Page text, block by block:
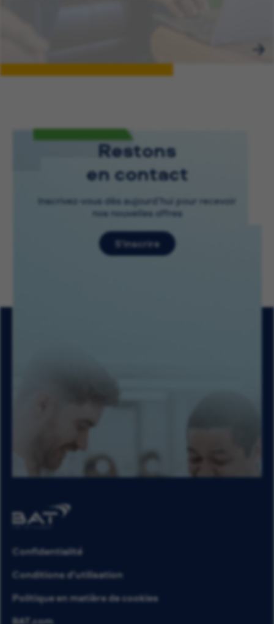
Restons
en contact
Inscrivez-vous dès aujourd’hui pour recevoir
nos nouvelles offres
S’inscrire
Confidentialité
Conditions d’utilisation
Politique en matière de cookies
BAT.com